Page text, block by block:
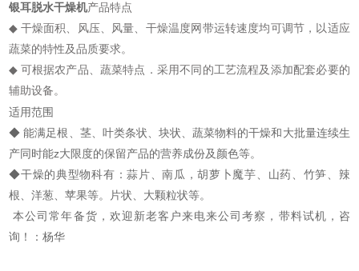
银耳脱水干燥机产品特点
◆ 干燥面积、风压、风量、干燥温度网带运转速度均可调节，以适应
蔬菜的特性及品质要求。
◆ 可根据农产品、蔬菜特点．采用不同的工艺流程及添加配套必要的
辅助设备。
适用范围
◆ 能满足根、茎、叶类条状、块状、蔬菜物料的干燥和大批量连续生
产同时能z大限度的保留产品的营养成份及颜色等。
◆干燥的典型物科有：蒜片、南瓜，胡萝卜魔芋、山药、竹笋、辣
根、洋葱、苹果等。片状、大颗粒状等。
本公司常年备货，欢迎新老客户来电来公司考察，带料试机，咨
询！：杨华